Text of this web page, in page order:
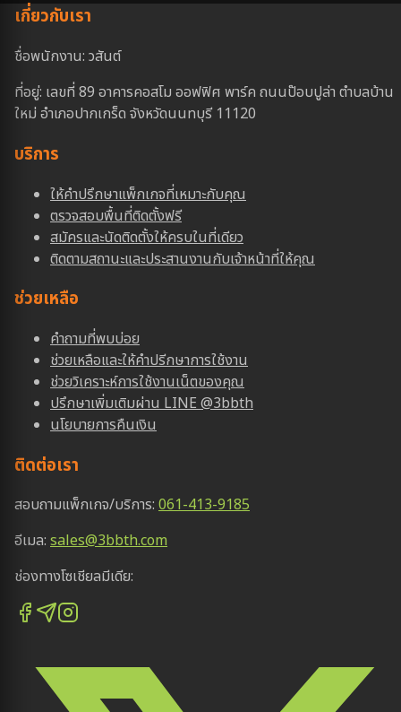
เกี่ยวกับเรา
ชื่อพนักงาน: วสันต์
ที่อยู่: เลขที่ 89 อาคารคอสโม ออฟฟิศ พาร์ค ถนนป๊อบปูล่า ตำบลบ้าน
ใหม่ อำเภอปากเกร็ด จังหวัดนนทบุรี 11120
บริการ
ให้คำปรึกษาแพ็กเกจที่เหมาะกับคุณ
ตรวจสอบพื้นที่ติดตั้งฟรี
สมัครและนัดติดตั้งให้ครบในที่เดียว
ติดตามสถานะและประสานงานกับเจ้าหน้าที่ให้คุณ
ช่วยเหลือ
คำถามที่พบบ่อย
ช่วยเหลือและให้คำปรีกษาการใช้งาน
ช่วยวิเคราะห์การใช้งานเน็ตของคุณ
ปรึกษาเพิ่มเติมผ่าน LINE @3bbth
นโยบายการคืนเงิน
ติดต่อเรา
สอบถามแพ็กเกจ/บริการ: 061-413-9185
อีเมล: sales@3bbth.com
ช่องทางโซเชียลมีเดีย: